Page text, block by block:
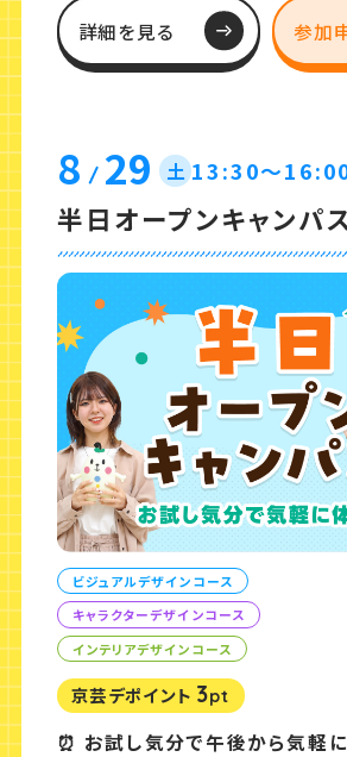
詳細を見る 参加
8 29 土 13:30〜
半日オープンキャンパ
ビジュアルデザインコース
キャラクターデザインコース
インテリアデザインコース
京芸デポイント 3pt
⏰ お試し気分で午後から気軽